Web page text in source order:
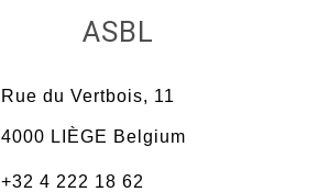
ASBL
Rue du Vertbois, 11
4000 LIÈGE Belgium
+32 4 222 18 62